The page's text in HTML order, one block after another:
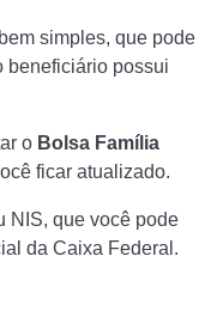
simples, que pode
beneficiário possui
o Bolsa Família
ficar atualizado.
NIS, que você pode
da Caixa Federal.